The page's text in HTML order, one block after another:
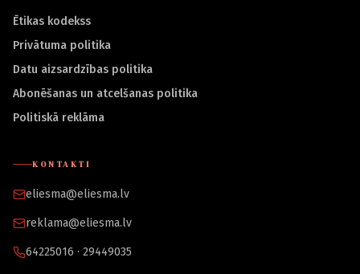
Ētikas kodekss
Privātuma politika
Datu aizsardzības politika
Abonēšanas un atcelšanas politika
Politiskā reklāma
KONTAKTI
eliesma@eliesma.lv
reklama@eliesma.lv
64225016 · 29449035